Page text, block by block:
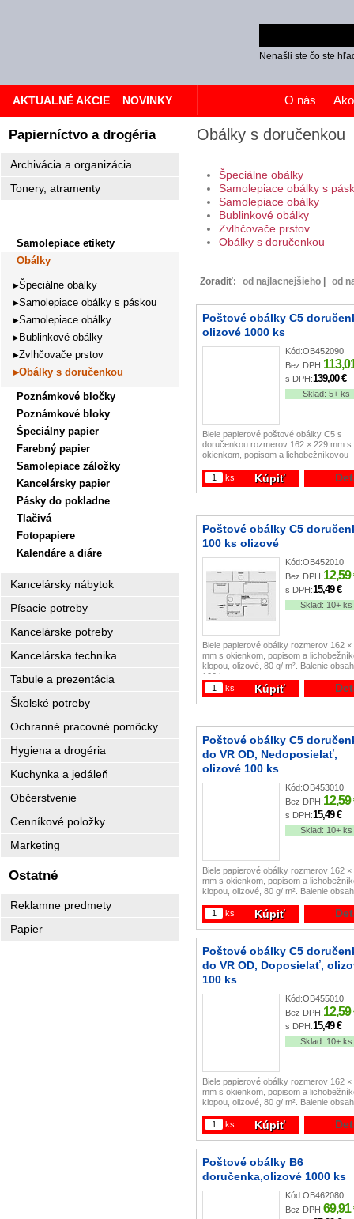
Nenašli ste čo ste
AKTUALNÉ AKCIE NOVINKY O nás
Papierníctvo a drogéria
Archivácia a organizácia
Tonery, atramenty
Samolepiace etikety
Obálky
Špeciálne obálky
Samolepiace obálky s páskou
Samolepiace obálky
Bublinkové obálky
Zvlhčovače prstov
Obálky s doručenkou
Poznámkové bločky
Poznámkové bloky
Špeciálny papier
Farebný papier
Samolepiace záložky
Kancelársky papier
Pásky do pokladne
Tlačivá
Fotopapiere
Kalendáre a diáre
Kancelársky nábytok
Písacie potreby
Kancelárske potreby
Kancelárska technika
Tabule a prezentácia
Školské potreby
Ochranné pracovné pomôcky
Hygiena a drogéria
Kuchynka a jedáleň
Občerstvenie
Cenníkové položky
Marketing
Ostatné
Reklamne predmety
Papier
Obálky s doručenkou
Špeciálne obálky
Samolepiace obálky s
Samolepiace obálky
Bublinkové obálky
Zvlhčovače prstov
Obálky s doručenkou
Zoradiť: od najlacnejšieho od
Poštové obálky C5
olizové 1000 ks
Kód:OB452090
Bez DPH:
s DPH:139,00 €
Sklad:5+ ks
Biele papierové poštové obálky C5 s
doručenkou rozmerov 162 × 229 mm s
okienkom, popisom a lichobežníkovou
klopou, 90 g/ m2. Balenie 1000 ks.
ks
Kúpiť
Poštové obálky C5
100 ks olizové
Kód:OB452010
Bez DPH:12,59
s DPH:15,49 €
Sklad: 10+ ks
Biele papierové obálky rozmerov 162 ×
mm s okienkom, popisom a
klopou, olizové, 80 g/ m². Balenie
100 ks.
ks
Kúpiť
Poštové obálky C5
do VR OD, Nedoposielať,
olizové 100 ks
Kód:OB453010
Bez DPH:12,59
s DPH:15,49 €
Sklad: 10+ ks
Biele papierové obálky rozmerov 162 ×
mm s okienkom, popisom a
klopou, olizové, 80 g/ m². Balenie
ks
Kúpiť
Poštové obálky C5
do VR OD, Doposielať,
100 ks
Kód:OB455010
Bez DPH:12,59
s DPH:15,49 €
Sklad: 10+ ks
Biele papierové obálky rozmerov 162 ×
mm s okienkom, popisom a
klopou, olizové, 80 g/ m². Balenie
ks
Kúpiť
Poštové obálky B6
doručenka,olizové 1000 ks
Kód:OB462080
Bez DPH:69,91